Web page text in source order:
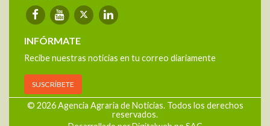
INFÓRMATE
Recibe nuestras noticias en tu correo diariamente
SUSCRÍBETE
© 2026 Agencia Agraria de Noticias. Todos los derechos
reservados.